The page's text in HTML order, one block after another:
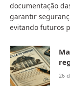
documentação
garantir
evitando futuros
26